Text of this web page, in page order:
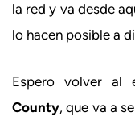
la red y va desde
lo hacen posible a
Espero volver al
County, que va a